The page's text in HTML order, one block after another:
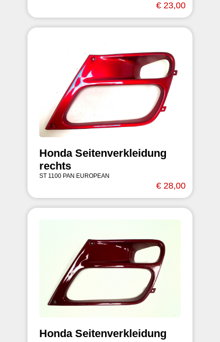
€ 23,00
Honda Seitenverkleidung
rechts
ST 1100 PAN EUROPEAN
€ 28,00
Honda Seitenverkleidung